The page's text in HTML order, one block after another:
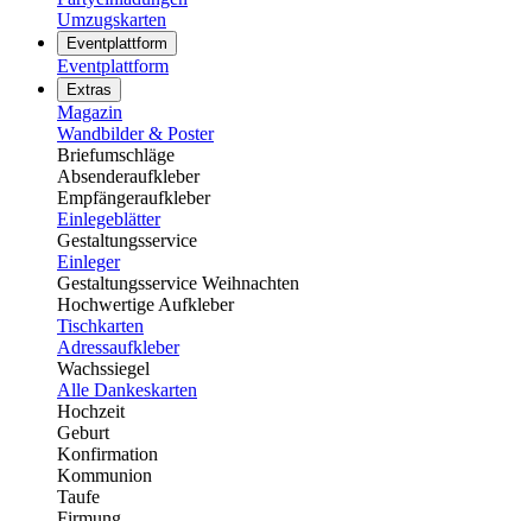
Umzugskarten
Eventplattform
Eventplattform
Extras
Magazin
Wandbilder & Poster
Briefumschläge
Absenderaufkleber
Empfängeraufkleber
Einlegeblätter
Gestaltungsservice
Einleger
Gestaltungsservice Weihnachten
Hochwertige Aufkleber
Tischkarten
Adressaufkleber
Wachssiegel
Alle Dankeskarten
Hochzeit
Geburt
Konfirmation
Kommunion
Taufe